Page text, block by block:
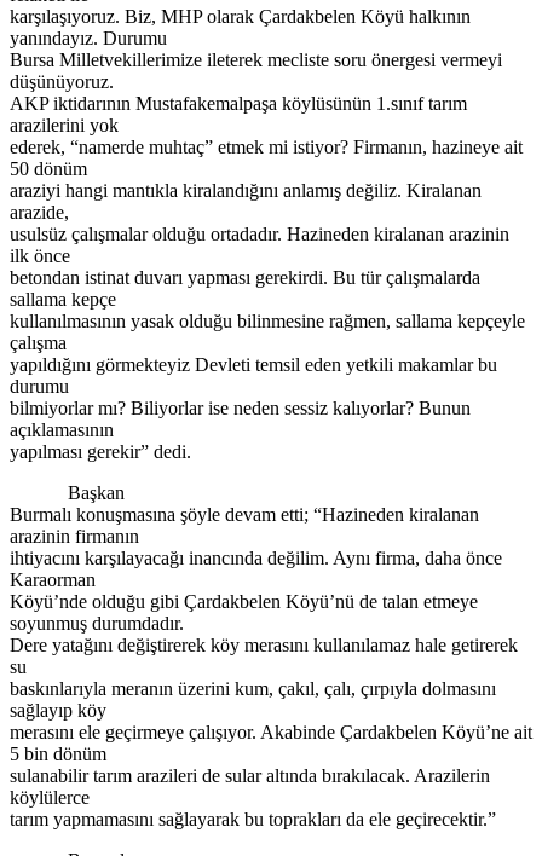
karşılaşıyoruz. Biz, MHP olarak Çardakbelen Köyü halkının
yanındayız. Durumu
Bursa Milletvekillerimize ileterek mecliste soru önergesi vermeyi
düşünüyoruz.
AKP iktidarının Mustafakemalpaşa köylüsünün 1.sınıf tarım
arazilerini yok
ederek, “namerde muhtaç” etmek mi istiyor? Firmanın, hazineye ait
50 dönüm
araziyi hangi mantıkla kiralandığını anlamış değiliz. Kiralanan
arazide,
usulsüz çalışmalar olduğu ortadadır. Hazineden kiralanan arazinin
ilk önce
betondan istinat duvarı yapması gerekirdi. Bu tür çalışmalarda
sallama kepçe
kullanılmasının yasak olduğu bilinmesine rağmen, sallama kepçeyle
çalışma
yapıldığını görmekteyiz Devleti temsil eden yetkili makamlar bu
durumu
bilmiyorlar mı? Biliyorlar ise neden sessiz kalıyorlar? Bunun
açıklamasının
yapılması gerekir” dedi.
Başkan
Burmalı konuşmasına şöyle devam etti; “Hazineden kiralanan
arazinin firmanın
ihtiyacını karşılayacağı inancında değilim. Aynı firma, daha önce
Karaorman
Köyü’nde olduğu gibi Çardakbelen Köyü’nü de talan etmeye
soyunmuş durumdadır.
Dere yatağını değiştirerek köy merasını kullanılamaz hale getirerek
su
baskınlarıyla meranın üzerini kum, çakıl, çalı, çırpıyla dolmasını
sağlayıp köy
merasını ele geçirmeye çalışıyor. Akabinde Çardakbelen Köyü’ne ait
5 bin dönüm
sulanabilir tarım arazileri de sular altında bırakılacak. Arazilerin
köylülerce
tarım yapmamasını sağlayarak bu toprakları da ele geçirecektir.”